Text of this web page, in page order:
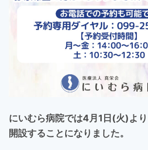
にいむら病院では4月1日(火)よ
開設することになりました。